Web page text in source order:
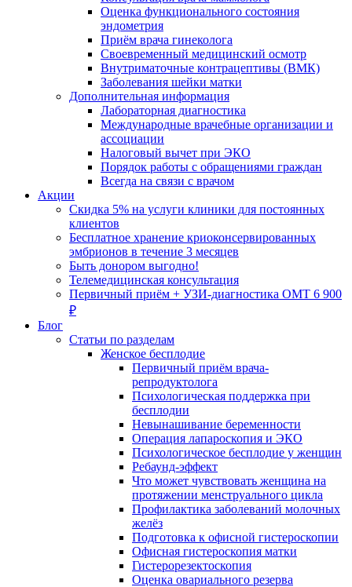
Оценка функционального состояния
эндометрия
Приём врача гинеколога
Своевременный медицинский осмотр
Внутриматочные контрацептивы (ВМК)
Заболевания шейки матки
Дополнительная информация
Лабораторная диагностика
Международные врачебные организации и
ассоциации
Налоговый вычет при ЭКО
Порядок работы с обращениями граждан
Всегда на связи с врачом
Акции
Скидка 5% на услуги клиники для постоянных
клиентов
Бесплатное хранение криоконсервированных
эмбрионов в течение 3 месяцев
Быть донором выгодно!
Телемедицинская консультация
Первичный приём + УЗИ-диагностика ОМТ 6 900
₽
Блог
Статьи по разделам
Женское бесплодие
Первичный приём врача-
репродуктолога
Психологическая поддержка при
бесплодии
Невынашивание беременности
Операция лапароскопия и ЭКО
Психологическое бесплодие у женщин
Ребаунд-эффект
Что может чувствовать женщина на
протяжении менструального цикла
Профилактика заболеваний молочных
желёз
Подготовка к офисной гистероскопии
Офисная гистероскопия матки
Гистерорезектоскопия
Оценка овариального резерва